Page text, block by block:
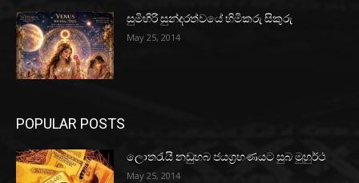
සුමිහිරි සුන්දරත්වයේ හිමිකරු සිකුරු
May 25, 2014
POPULAR POSTS
ලොතරැයි නඩුහබ ජයග්‍රහණයට සුබ මුහුර්ථ
May 25, 2014